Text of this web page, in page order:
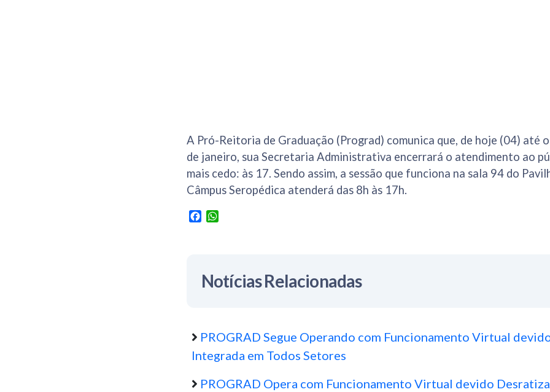
A Pró-Reitoria de Graduação (Prograd) comunica que, de hoje (04) até
de janeiro, sua Secretaria Administrativa encerrará o atendimento ao
mais cedo: às 17. Sendo assim, a sessão que funciona na sala 94 do
Câmpus Seropédica atenderá das 8h às 17h.
Facebook
Notícias Relacionadas
PROGRAD Segue Operando com Funcionamento Virtual
Integrada em Todos Setores
PROGRAD Opera com Funcionamento Virtual devido